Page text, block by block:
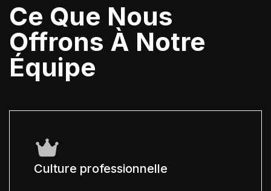
Ce Que Nous
Offrons À Notre
Équipe
Culture professionnelle